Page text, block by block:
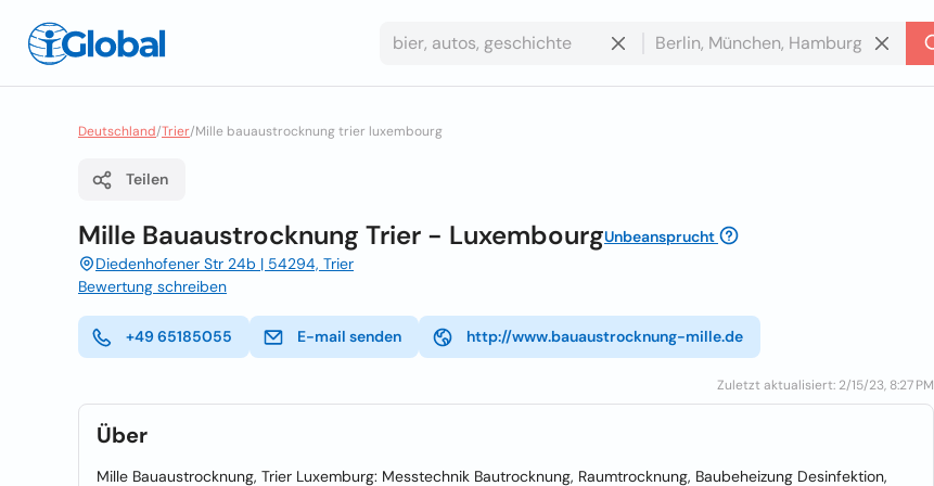
Deutschland/Trier/Mille bauaustrocknung trier luxembourg
Teilen
Mille Bauaustrocknung Trier - LuxembourgUnbeansprucht
Diedenhofener Str 24b | 54294, Trier
Bewertung schreiben
+49 65185055 E-mail senden http://www.bauaustrocknung-mille.de
Zuletzt aktualisiert: 2/15/23, 8:27 PM
Über
Mille Bauaustrocknung, Trier Luxemburg: Messtechnik Bautrocknung, Raumtrocknung, Baubeheizung Desinfektion,